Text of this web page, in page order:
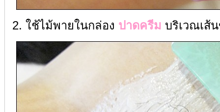
2. ใช้ไม้พายในกล่อง ปาดครีม บริเวณเส้